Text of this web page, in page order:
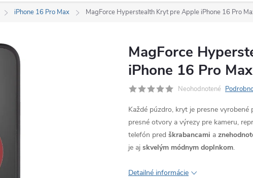
iPhone 16 Pro Max MagForce Hyperstealth Kryt pre Apple iPhone 16 Pro
MagForce
iPhone 16 Pro
Neohodnotené
Každé púzdro, kryt je presne vyrobené
presné otvory a výrezy pre kameru,
telefón pred škrabancami a
je aj skvelým módnym doplnkom.
Detailné informácie